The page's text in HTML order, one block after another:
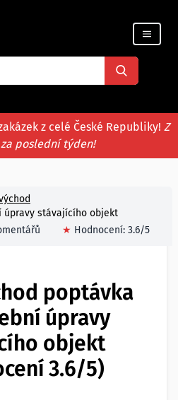
firmy
z celé České Republiky! Z
poslední týden!
úpravy stávajícího objekt
★ Hodnocení: 3.6/5
poptávka
úpravy
objekt
3.6/5)